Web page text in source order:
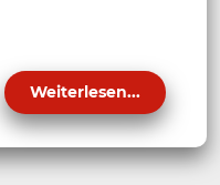
Weiterlesen...